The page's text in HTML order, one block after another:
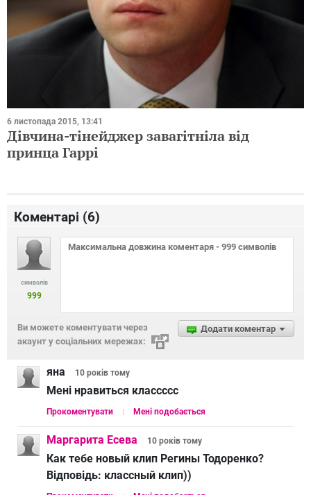
6 листопада 2015, 13:41
Дівчина-тінейджер завагітніла від
принца Гаррі
Коментарі (6)
символів
999
Додати коментар
Ви можете коментувати через
акаунт у соціальних мережах:
яна 10 років тому
Мені нравиться классссс
Прокоментувати Мені подобається
Маргарита Есева 10 років тому
Как тебе новый клип Регины Тодоренко?
Відповідь: классный клип))